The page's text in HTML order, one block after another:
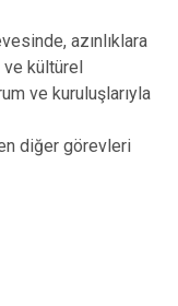
azınlıklara
ve kültürel
ve kuruluşlarıyla
diğer görevleri